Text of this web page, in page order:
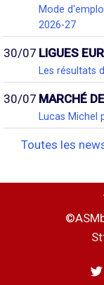
Mode
2026-27
30/07 LIGUES
Les résultats
30/07 MARCHÉ
Lucas Michel
Toutes les